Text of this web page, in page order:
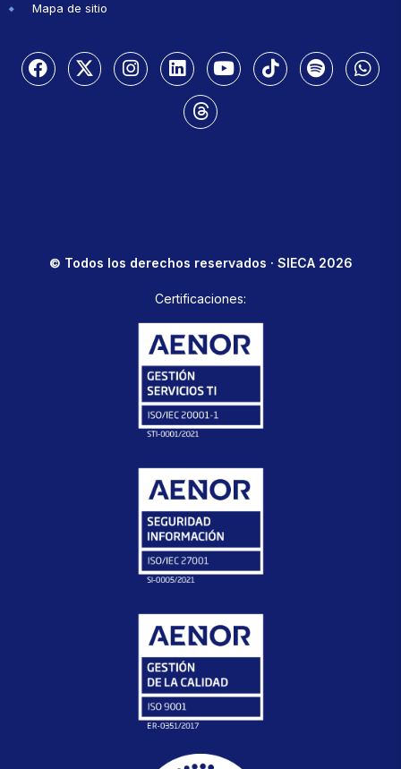
Mapa de sitio
© Todos los derechos reservados · SIECA 2026
Certificaciones: